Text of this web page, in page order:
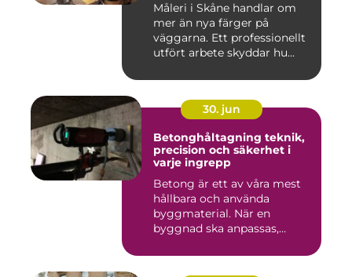
Måleri i Skåne handlar om
mer än nya färger på
väggarna. Ett professionellt
utfört arbete skyddar hu...
30. jun
Betonghåltagning teknik,
precision och säkerhet i
varje ingrepp
Betong är ett av våra mest
hållbara och använda
byggmaterial. När en
byggnad ska anpassas,